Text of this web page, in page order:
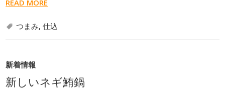
READ MORE
つまみ,仕込
新着情報
新しいネギ鮪鍋